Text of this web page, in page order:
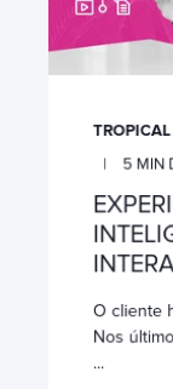
5 MIN
O cliente
Nos
...